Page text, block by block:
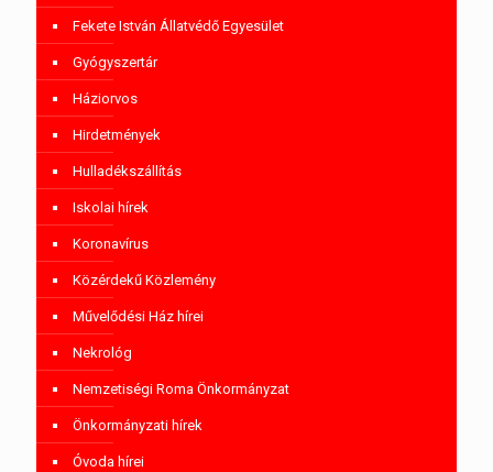
Fekete István Állatvédő Egyesület
Gyógyszertár
Háziorvos
Hirdetmények
Hulladékszállítás
Iskolai hírek
Koronavírus
Közérdekű Közlemény
Művelődési Ház hírei
Nekrológ
Nemzetiségi Roma Önkormányzat
Önkormányzati hírek
Óvoda hírei